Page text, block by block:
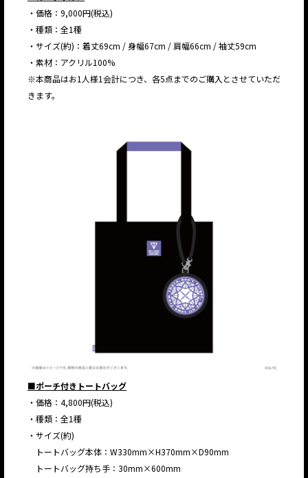
・価格：9,000円(税込)
・種類：全1種
・サイズ(約)：着丈69cm / 身幅67cm / 肩幅66cm / 袖丈59cm
・素材：アクリル100%
※本商品はお1人様1会計につき、各5点までのご購入とさせていただ
きます。
■ポーチ付きトートバッグ
・価格：4,800円(税込)
・種類：全1種
・サイズ(約)
トートバッグ本体：W330mm×H370mm×D90mm
トートバッグ持ち手：30mm×600mm